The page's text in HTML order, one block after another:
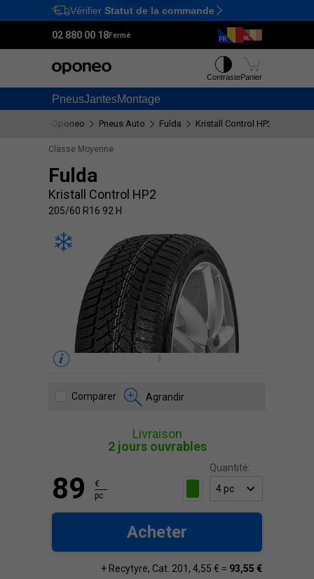
Ctrl M
Vérifier Statut de la commande
02 880 00 18Fermé
PneusJantesMontage
ContrastePanier
Oponeo Pneus Auto Fulda Kristall Control HP2
Classe Moyenne
Fulda
Kristall Control HP2
205/60 R16 92 H
Comparer Agrandir
Livraison
2 jours ouvrables
Quantité:
89
€
pc
Acheter
+ Recytyre, Cat. 201, 4,55 € = 93,55 €